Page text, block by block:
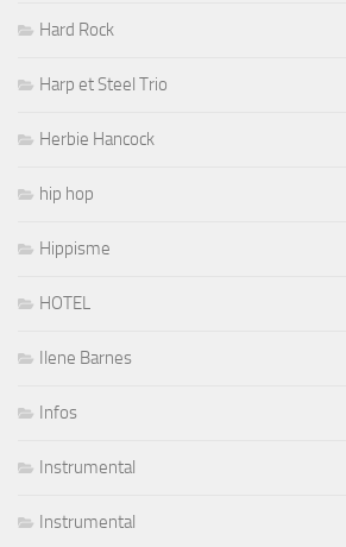
Hard Rock
Harp et Steel Trio
Herbie Hancock
hip hop
Hippisme
HOTEL
Ilene Barnes
Infos
Instrumental
Instrumental